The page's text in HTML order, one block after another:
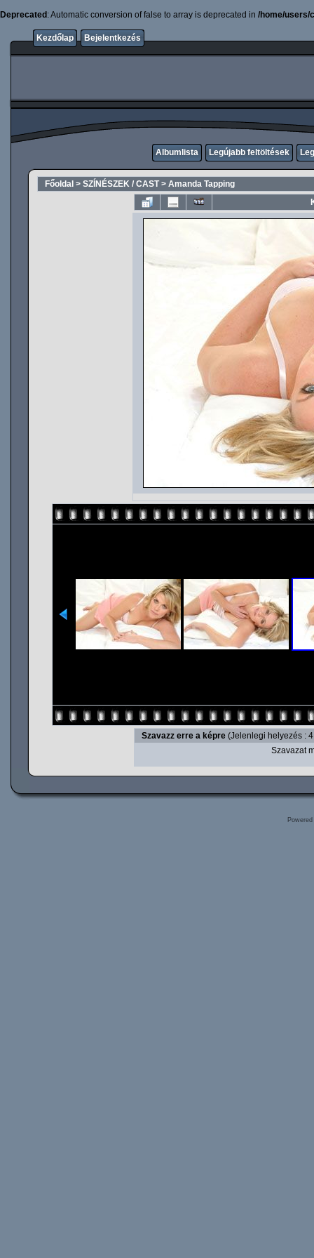
Deprecated : Automatic conversion of false to array is deprecated in /home/users/
Kezdőlap Bejelentkezés
Albumlista Legújabb feltöltések
Főoldal > SZÍNÉSZEK / CAST> Amanda Tapping
Szavazz erre a képre (Jelenlegi helyezés :
Szavazat